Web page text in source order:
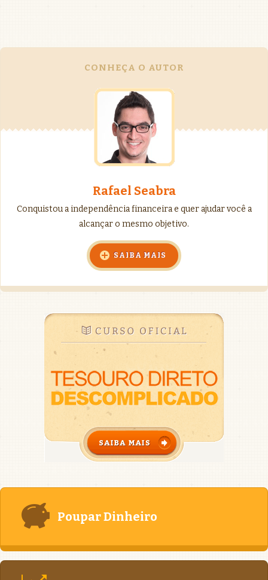
CONHEÇA O AUTOR
Rafael Seabra
Conquistou a independência financeira e quer ajudar você a
alcançar o mesmo objetivo.
SAIBA MAIS
Poupar Dinheiro